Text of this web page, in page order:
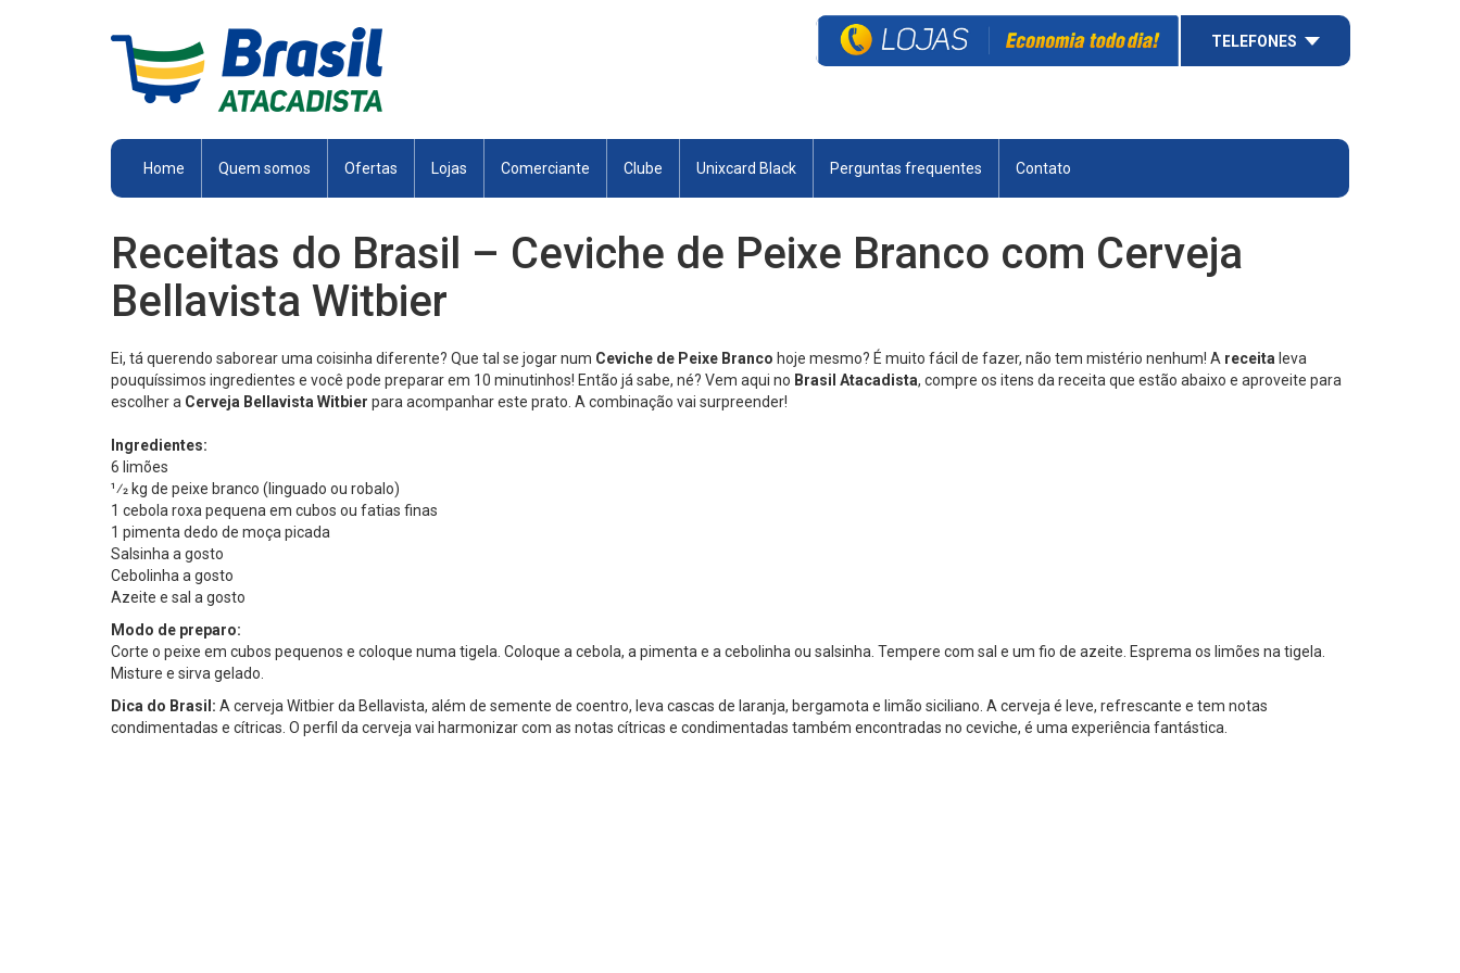
TELEFONES
Brasil
Home Quem somos Ofertas Lojas Comerciante Clube Unixcard Black Perguntas frequentes Contato
Receitas do Brasil – Ceviche de Peixe Branco com Cerveja
Bellavista Witbier
Ei, tá querendo saborear uma coisinha diferente? Que tal se jogar num Ceviche de Peixe Branco hoje mesmo? É muito fácil de fazer, não tem mistério nenhum! A receita leva
pouquíssimos ingredientes e você pode preparar em 10 minutinhos! Então já sabe, né? Vem aqui no Brasil Atacadista, compre os itens da receita que estão abaixo e aproveite para
escolher a Cerveja Bellavista Witbier para acompanhar este prato. A combinação vai surpreender!
Ingredientes:
6 limões
1⁄2 kg de peixe branco (linguado ou robalo)
1 cebola roxa pequena em cubos ou fatias finas
1 pimenta dedo de moça picada
Salsinha a gosto
Cebolinha a gosto
Azeite e sal a gosto
Modo de preparo:
Corte o peixe em cubos pequenos e coloque numa tigela. Coloque a cebola, a pimenta e a cebolinha ou salsinha. Tempere com sal e um fio de azeite. Esprema os limões na tigela.
Misture e sirva gelado.
Dica do Brasil: A cerveja Witbier da Bellavista, além de semente de coentro, leva cascas de laranja, bergamota e limão siciliano. A cerveja é leve, refrescante e tem notas
condimentadas e cítricas. O perfil da cerveja vai harmonizar com as notas cítricas e condimentadas também encontradas no ceviche, é uma experiência fantástica.